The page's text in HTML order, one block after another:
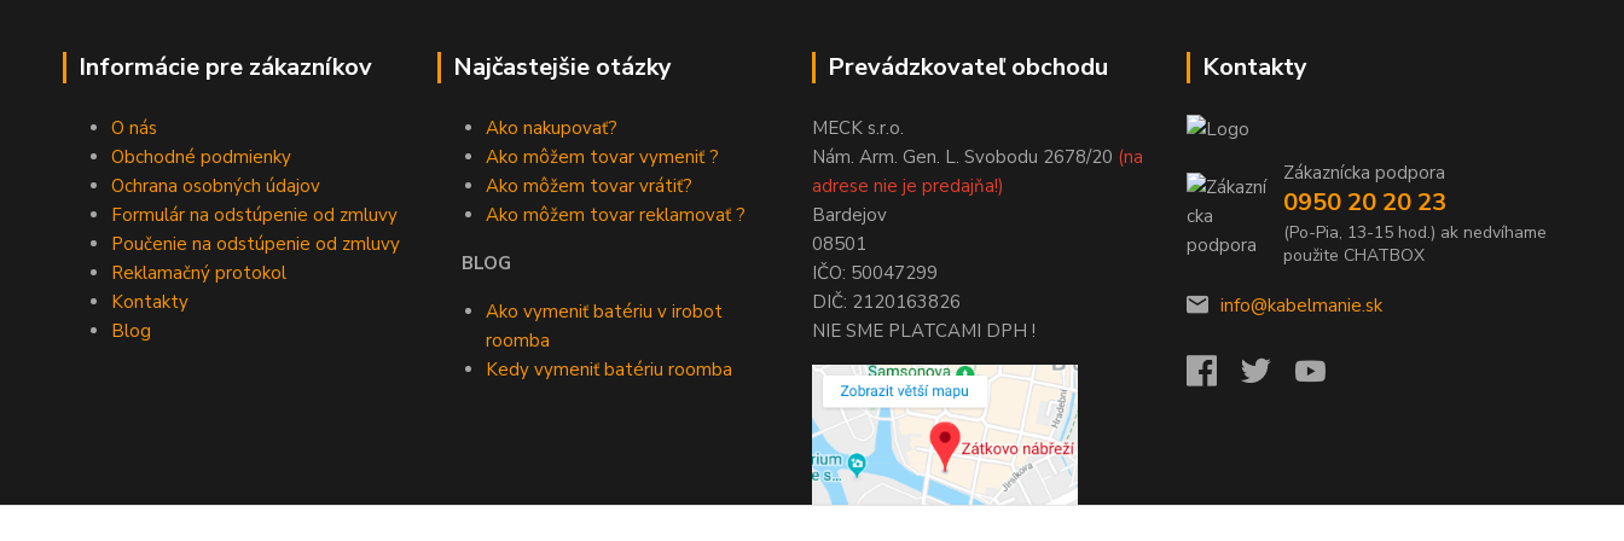
Informácie pre zákazníkov
O nás
Obchodné podmienky
Ochrana osobných údajov
Formulár na odstúpenie od zmluvy
Poučenie na odstúpenie od zmluvy
Reklamačný protokol
Kontakty
Blog
Najčastejšie otázky
Ako nakupovať?
Ako môžem tovar vymeniť ?
Ako môžem tovar vrátiť?
Ako môžem tovar reklamovať ?
BLOG
Ako vymeniť batériu v irobot
roomba
Kedy vymeniť batériu roomba
Prevádzkovateľ obchodu
MECK s.r.o.
Nám. Arm. Gen. L. Svobodu 2678/20 (na
adrese nie je predajňa!)
Bardejov
08501
IČO: 50047299
DIČ: 2120163826
NIE SME PLATCAMI DPH !
Kontakty
Zákaznícka podpora
0950 20 20 23
(Po-Pia, 13-15 hod.) ak nedvíhame
použite CHATBOX
info@kabelmanie.sk